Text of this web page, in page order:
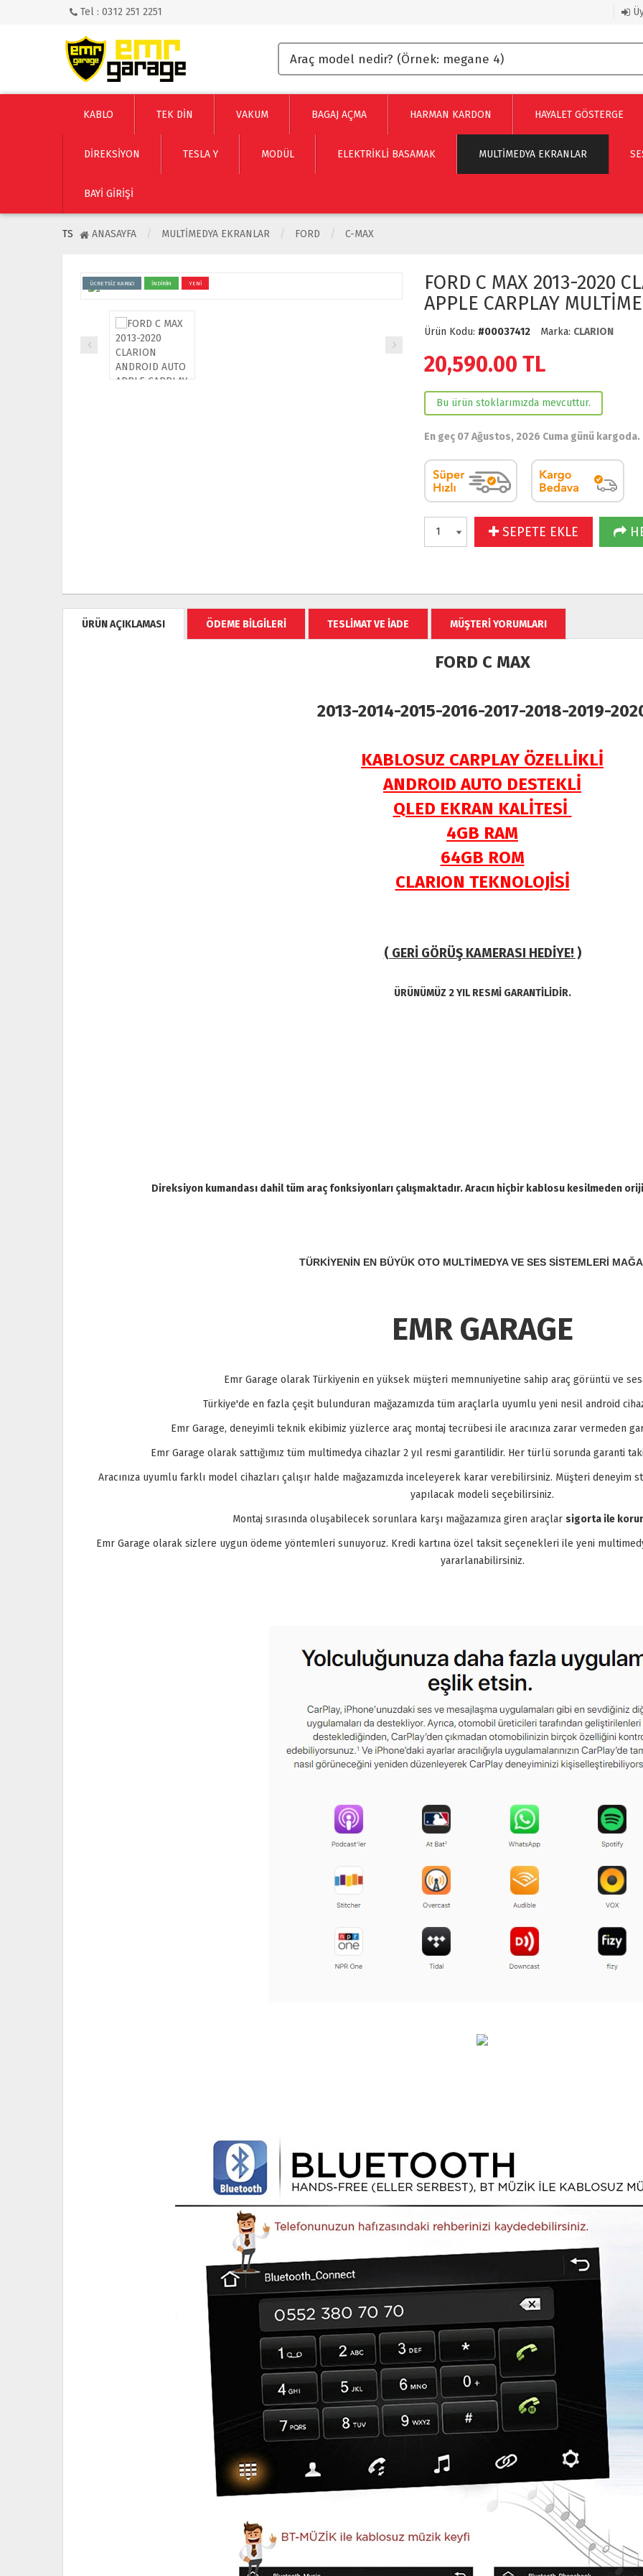
Tel : 0312 251 2251
KABLO TEK DİN VAKUM BAGAJ AÇMA HARMAN KARDON HAYALET GÖSTERGE
DİREKSİYON TESLA Y MODÜL ELEKTRİKLİ BASAMAK MULTIMEDYA EKRANLAR
BAYI GIRIŞI
TS ANASAYFA MULTIMEDYA EKRANLAR FORD C-MAX
ÜCRETSİZ KARGO İNDİRİM YENİ
FORD C MAX 2013-2020
APPLE CARPLAY
Ürün Kodu: #00037412 Marka: CLARION
20,590.00 TL
Bu ürün stoklarımızda mevcuttur.
En geç 07 Ağustos, 2026 Cuma günü kargoda.
SEPETE EKLE
ÜRÜN AÇIKLAMASI ÖDEME BİLGİLERİ TESLİMAT VE İADE MÜŞTERİ YORUMLARI
FORD C MAX
2013-2014-2015-2016-2017-2018-2019-
KABLOSUZ CARPLAY ÖZELLİKLİ
ANDROID AUTO DESTEKLİ
QLED EKRAN KALİTESİ
4GB RAM
64GB ROM
CLARION TEKNOLOJİSİ
( GERİ GÖRÜŞ KAMERASI HEDİYE! )
ÜRÜNÜMÜZ 2 YIL RESMİ GARANTİLİDİR.
Direksiyon kumandası dahil tüm araç fonksiyonları çalışmaktadır. Aracın hiçbir kablosu kesilmeden
TÜRKİYENİN EN BÜYÜK OTO MULTİMEDYA VE SES SİSTEMLERİ
EMR GARAGE
Emr Garage olarak Türkiyenin en yüksek müşteri memnuniyetine sahip araç görüntü ve
Türkiye'de en fazla çeşit bulunduran mağazamızda tüm araçlarla uyumlu yeni nesil android
Emr Garage, deneyimli teknik ekibimiz yüzlerce araç montaj tecrübesi ile aracınıza zarar vermeden
Emr Garage olarak sattığımız tüm multimedya cihazlar 2 yıl resmi garantilidir. Her türlü sorunda garanti
Aracınıza uyumlu farklı model cihazları çalışır halde mağazamızda inceleyerek karar verebilirsiniz. Müşteri deneyim
yapılacak modeli seçebilirsiniz.
Montaj sırasında oluşabilecek sorunlara karşı mağazamıza giren araçlar sigorta ile
Emr Garage olarak sizlere uygun ödeme yöntemleri sunuyoruz. Kredi kartına özel taksit seçenekleri ile yeni
yararlanabilirsiniz.